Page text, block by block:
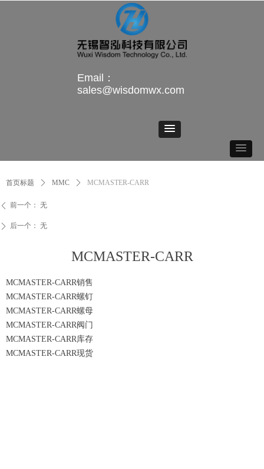
MCMASTER-CARR
MCMASTER-CARR销售
MCMASTER-CARR螺钉
MCMASTER-CARR螺母
MCMASTER-CARR阀门
MCMASTER-CARR库存
MCMASTER-CARR现货
Email：
sales@wisdomwx.com
首页标题 ꄲ MMC ꄲ MCMASTER-CARR
ꄴ 前一个： 无
ꄲ 后一个： 无